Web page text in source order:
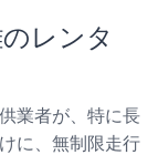
レンタ
業者が、特に長
に、無制限走行